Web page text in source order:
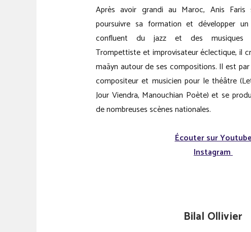
Après avoir grandi au Maroc, Anis Faris
poursuivre sa formation et développer
confluent du jazz et des musiques
Trompettiste et improvisateur éclectique, il
maāyn autour de ses compositions. Il est
compositeur et musicien pour le théâtre
Jour Viendra, Manouchian Poète) et se
de nombreuses scènes nationales.
Écouter sur
Instagram
Bilal Ollivier